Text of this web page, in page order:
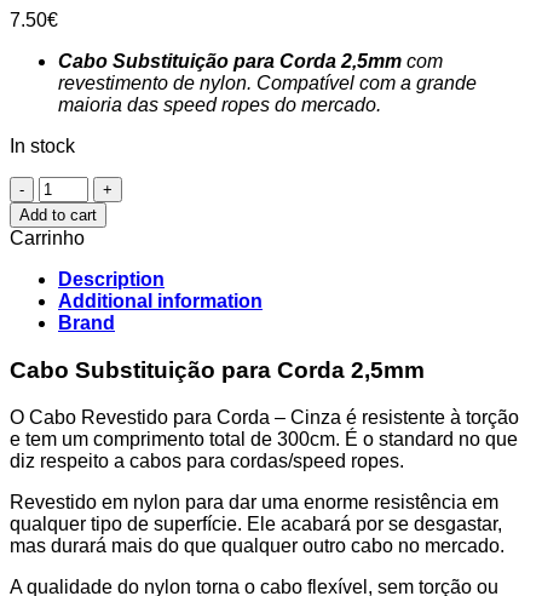
7.50€
Cabo Substituição para Corda 2,5mm com
revestimento de nylon. Compatível com a grande
maioria das speed ropes do mercado.
In stock
Cabo
Substituição
para
Corda
-
Cinza
quantity
Add to cart
Carrinho
Description
Additional information
Brand
Cabo Substituição para Corda 2,5mm
O Cabo Revestido para Corda – Cinza é resistente à torção
e tem um comprimento total de 300cm. É o standard no que
diz respeito a cabos para cordas/speed ropes.
Revestido em nylon para dar uma enorme resistência em
qualquer tipo de superfície. Ele acabará por se desgastar,
mas durará mais do que qualquer outro cabo no mercado.
A qualidade do nylon torna o cabo flexível, sem torção ou